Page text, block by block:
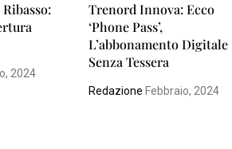
2024
Trenord Innova: Ecco
‘Phone Pass’,
L’abbonamento Digitale
Senza Tessera
Redazione Febbraio, 2024